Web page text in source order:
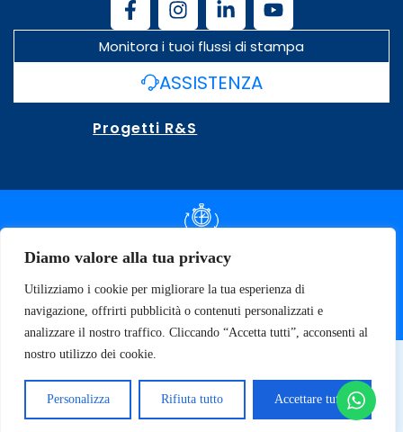
Diamo valore alla tua privacy
Utilizziamo i cookie per migliorare la tua esperienza di
navigazione, offrirti pubblicità o contenuti personalizzati e
analizzare il nostro traffico. Cliccando “Accetta tutti”, acconsenti al
nostro utilizzo dei cookie.
Personalizza Rifiuta tutto Accettare tutto
Monitora i tuoi flussi di stampa
ASSISTENZA
Progetti R&S
DOCUMENTAZIONE SLA
SPECIFICHE TECNICHE
© 2026 SOFT TECNOLOGY | P.IVA 02137470643
Privacy Policy